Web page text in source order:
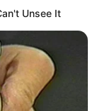
Unsee It